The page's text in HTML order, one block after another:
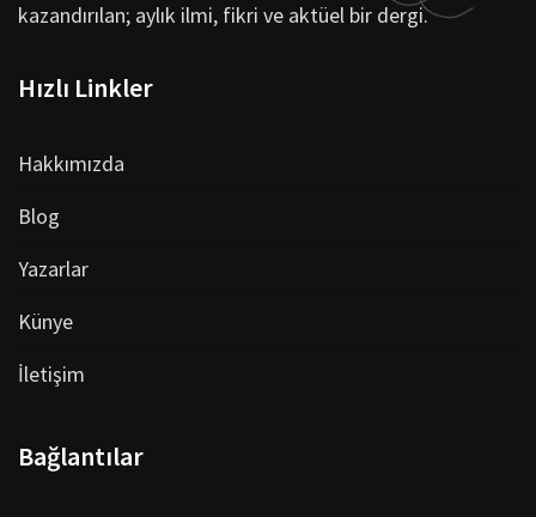
kazandırılan; aylık ilmi, fikri ve aktüel bir dergi.
Hızlı Linkler
Hakkımızda
Blog
Yazarlar
Künye
İletişim
Bağlantılar